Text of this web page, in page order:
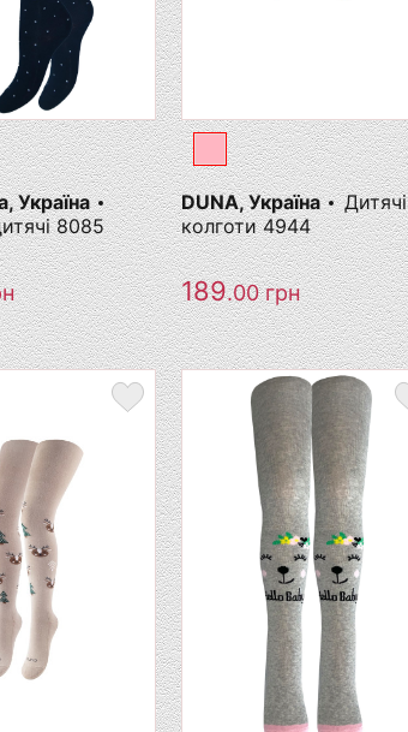
Україна
8085
DUNA, Україна
Дитячі
колготи 4944
189.00грн